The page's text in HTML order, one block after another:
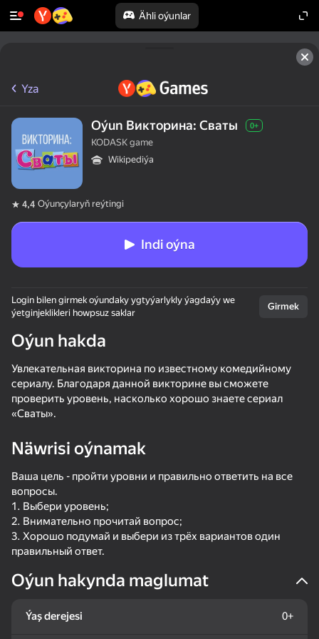
Ähli oýunlar
50+ top oýunlar, olary oýnaýar
hatda «oýnamayanlar» hem
50+ ýokary oýunlar,
olar oýnaýarlar,
Görmek
Yza
Oýun Викторина: Сваты 0+
KODASK game
Wikipediýa
4,4 Oýunçylaryň reýtingi
Indi oýna
Login bilen girmek oýundaky ygtyýarlykly ýagdaýy we
ýetginjeklikleri howpsuz saklar
Girmek
Oýun hakda
Увлекательная викторина по известному комедийному
сериалу. Благодаря данной викторине вы сможете
проверить уровень, насколько хорошо знаете сериал
«Сваты».
Näwrisi oýnamak
Ваша цель - пройти уровни и правильно ответить на все
вопросы.
1. Выбери уровень;
2. Внимательно прочитай вопрос;
3. Хорошо подумай и выбери из трёх вариантов один
правильный ответ.
Oýun hakynda maglumat
Ýaş derejesi 0+